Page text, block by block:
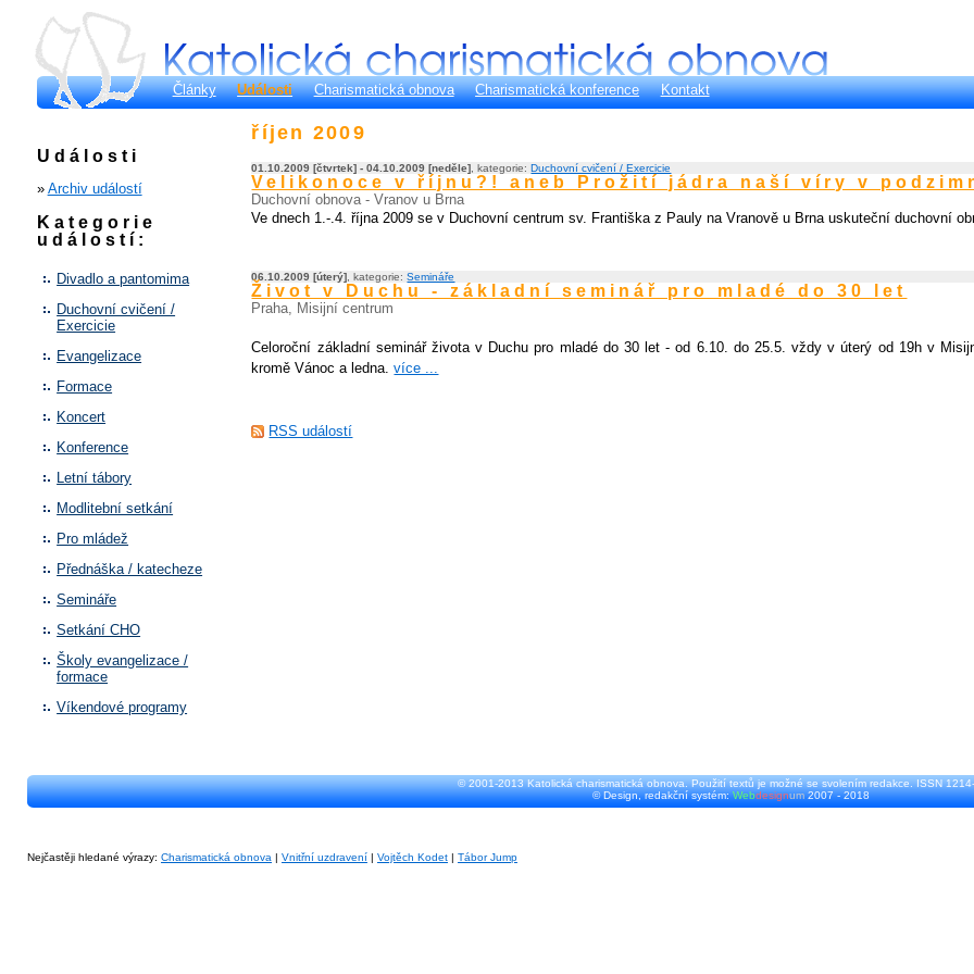
Články Události Charismatická obnova Charismatická konference Kontakt
Události
» Archiv událostí
Kategorie
událostí:
Divadlo a pantomima
Duchovní cvičení /
Exercicie
Evangelizace
Formace
Koncert
Konference
Letní tábory
Modlitební setkání
Pro mládež
Přednáška / katecheze
Semináře
Setkání CHO
Školy evangelizace /
formace
Víkendové programy
říjen 2009
01.10.2009 [čtvrtek] - 04.10.2009 [neděle] , kategorie:Duchovní cvičení / Exercicie
Velikonoce v říjnu?! aneb Prožití jádra naší víry v
Duchovní obnova - Vranov u Brna
Ve dnech 1.-.4. října 2009 se v Duchovní centrum sv. Františka z Pauly na Vranově u Brna uskuteční duchovní
06.10.2009 [úterý] , kategorie:Semináře
Život v Duchu - základní seminář pro mladé do 30 let
Praha, Misijní centrum
Celoroční základní seminář života v Duchu pro mladé do 30 let - od 6.10. do 25.5. vždy v úterý od 19h v
kromě Vánoc a ledna.více ...
RSS událostí
© 2001-2013 Katolická charismatická obnova. Použití textů je možné se svolením redakce. ISSN
© Design, redakční systém:Webdesignum2007 - 2018
Nejčastěji hledané výrazy: Charismatická obnova | Vnitřní uzdravení | Vojtěch Kodet | Tábor Jump